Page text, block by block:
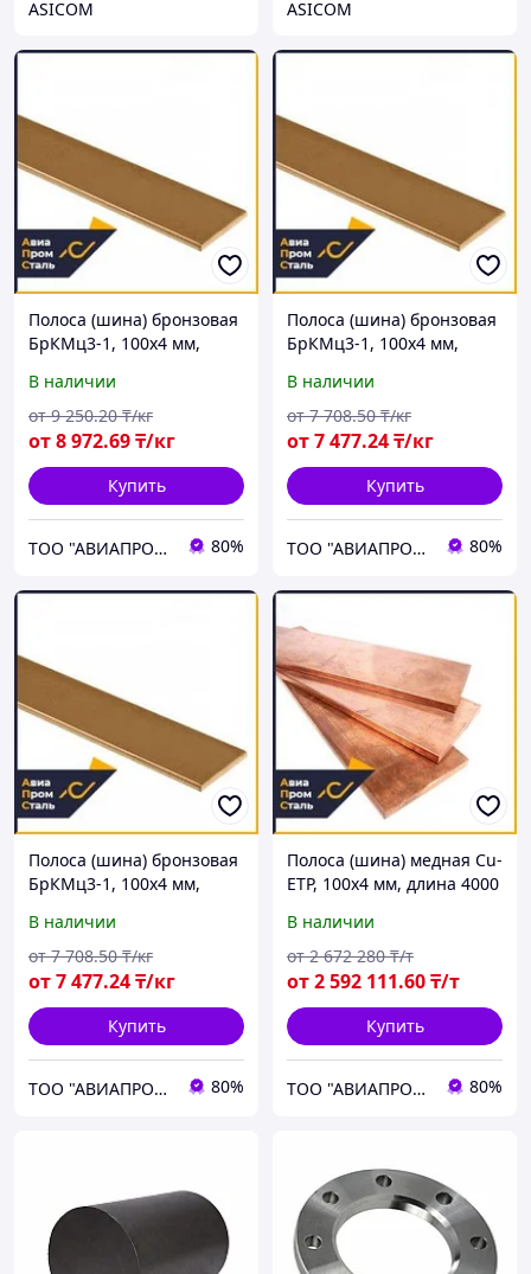
ASICOM ASICOM
Полоса (шина) бронзовая
БрКМц3-1, 100х4 мм,
В наличии
от8 972.69₸/кг
от 9 250.20 ₸/кг
Купить
ТОО "АВИАПРОМСТАЛЬ" 80%
Полоса (шина) бронзовая
БрКМц3-1, 100х4 мм,
В наличии
от7 477.24₸/кг
от 7 708.50 ₸/кг
Купить
ТОО "АВИАПРОМСТАЛЬ" 80%
Полоса (шина) бронзовая
БрКМц3-1, 100х4 мм,
В наличии
от7 477.24₸/кг
от 7 708.50 ₸/кг
Купить
ТОО "АВИАПРОМСТАЛЬ" 80%
Полоса (шина) медная Cu-
ETP, 100х4 мм, длина 4000
В наличии
от2 592 111.60₸/т
от 2 672 280 ₸/т
Купить
ТОО "АВИАПРОМСТАЛЬ" 80%